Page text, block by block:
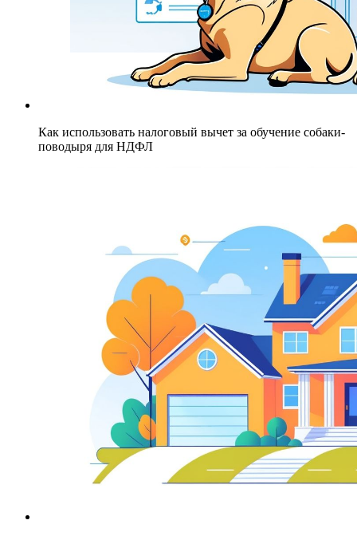
Как использовать налоговый вычет за обучение собаки-
поводыря для НДФЛ